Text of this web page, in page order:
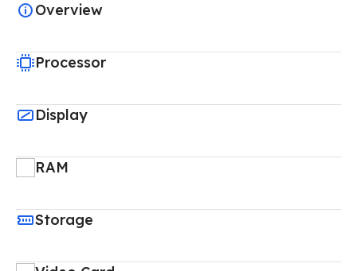
Overview
Processor
Display
RAM
Storage